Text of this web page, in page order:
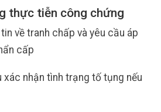
thực tiễn công chứng
về tranh chấp và yêu cầu áp
cấp
xác nhận tình trạng tố tụng nếu